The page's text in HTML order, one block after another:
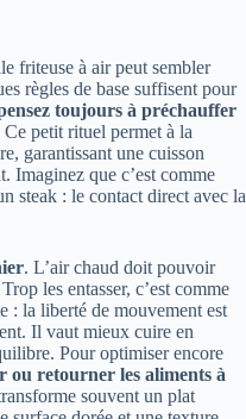
friteuse à air peut sembler
règles de base suffisent pour
toujours à préchauffer
petit rituel permet à la
garantissant une cuisson
Imaginez que c’est comme
steak : le contact direct avec la
. L’air chaud doit pouvoir
les entasser, c’est comme
: la liberté de mouvement est
Il vaut mieux cuire en
Pour optimiser encore
ou retourner les aliments à
souvent un plat